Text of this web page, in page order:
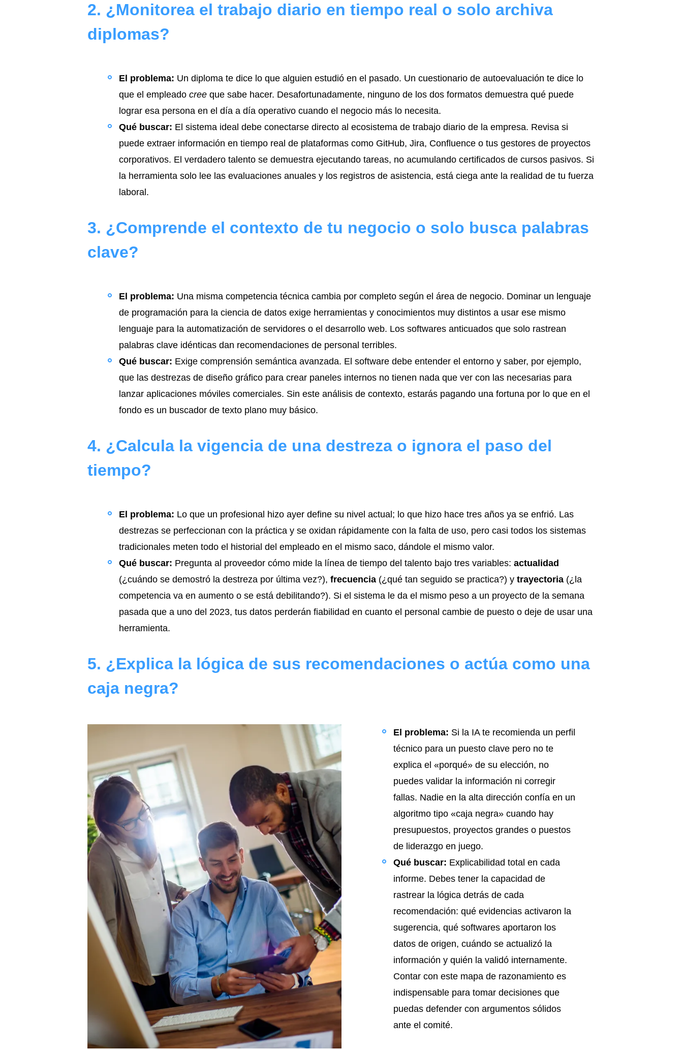
2. ¿Monitorea el trabajo diario en tiempo real o solo archiva
diplomas?
El problema: Un diploma te dice lo que alguien estudió en el pasado. Un cuestionario de autoevaluación te dice lo
que el empleado cree que sabe hacer. Desafortunadamente, ninguno de los dos formatos demuestra qué puede
lograr esa persona en el día a día operativo cuando el negocio más lo necesita.
Qué buscar: El sistema ideal debe conectarse directo al ecosistema de trabajo diario de la empresa. Revisa si
puede extraer información en tiempo real de plataformas como GitHub, Jira, Confluence o tus gestores de proyectos
corporativos. El verdadero talento se demuestra ejecutando tareas, no acumulando certificados de cursos pasivos. Si
la herramienta solo lee las evaluaciones anuales y los registros de asistencia, está ciega ante la realidad de tu fuerza
laboral.
3. ¿Comprende el contexto de tu negocio o solo busca palabras
clave?
El problema: Una misma competencia técnica cambia por completo según el área de negocio. Dominar un lenguaje
de programación para la ciencia de datos exige herramientas y conocimientos muy distintos a usar ese mismo
lenguaje para la automatización de servidores o el desarrollo web. Los softwares anticuados que solo rastrean
palabras clave idénticas dan recomendaciones de personal terribles.
Qué buscar: Exige comprensión semántica avanzada. El software debe entender el entorno y saber, por ejemplo,
que las destrezas de diseño gráfico para crear paneles internos no tienen nada que ver con las necesarias para
lanzar aplicaciones móviles comerciales. Sin este análisis de contexto, estarás pagando una fortuna por lo que en el
fondo es un buscador de texto plano muy básico.
4. ¿Calcula la vigencia de una destreza o ignora el paso del
tiempo?
El problema: Lo que un profesional hizo ayer define su nivel actual; lo que hizo hace tres años ya se enfrió. Las
destrezas se perfeccionan con la práctica y se oxidan rápidamente con la falta de uso, pero casi todos los sistemas
tradicionales meten todo el historial del empleado en el mismo saco, dándole el mismo valor.
Qué buscar: Pregunta al proveedor cómo mide la línea de tiempo del talento bajo tres variables: actualidad
(¿cuándo se demostró la destreza por última vez?), frecuencia (¿qué tan seguido se practica?) y trayectoria (¿la
competencia va en aumento o se está debilitando?). Si el sistema le da el mismo peso a un proyecto de la semana
pasada que a uno del 2023, tus datos perderán fiabilidad en cuanto el personal cambie de puesto o deje de usar una
herramienta.
5. ¿Explica la lógica de sus recomendaciones o actúa como una
caja negra?
El problema: Si la IA te recomienda un perfil
técnico para un puesto clave pero no te
explica el «porqué» de su elección, no
puedes validar la información ni corregir
fallas. Nadie en la alta dirección confía en un
algoritmo tipo «caja negra» cuando hay
presupuestos, proyectos grandes o puestos
de liderazgo en juego.
Qué buscar: Explicabilidad total en cada
informe. Debes tener la capacidad de
rastrear la lógica detrás de cada
recomendación: qué evidencias activaron la
sugerencia, qué softwares aportaron los
datos de origen, cuándo se actualizó la
información y quién la validó internamente.
Contar con este mapa de razonamiento es
indispensable para tomar decisiones que
puedas defender con argumentos sólidos
ante el comité.